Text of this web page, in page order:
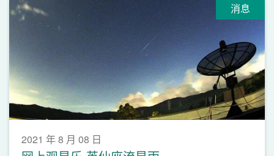
消息
2021 年 8 月 08 日